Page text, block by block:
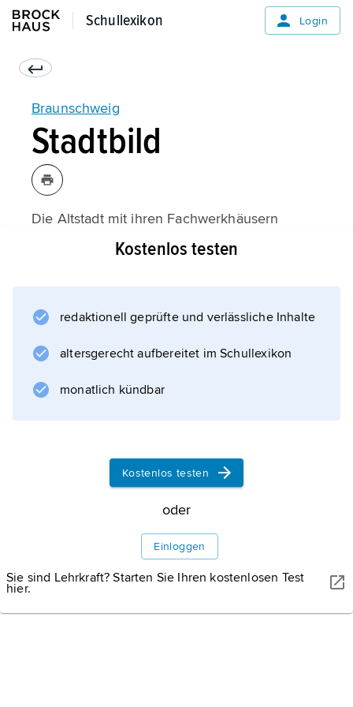
Schullexikon
Schullexikon Login
Braunschweig
Stadtbild
Die Altstadt mit ihren Fachwerkhäusern
wurde 1944 stark zerstört; dennoch konnten
schwer beschädigt und 1960 abgerissen bis
auf einzelne gesicherte Bauteile) wurde 2007
neu erichtet, die Fassade originalgetreu
Informationen zum Artikel
Kostenlos testen
redaktionell geprüfte und verlässliche Inhalte
altersgerecht aufbereitet im Schullexikon
monatlich kündbar
Kostenlos testen
oder
Einloggen
Sie sind Lehrkraft? Starten Sie Ihren kostenlosen Test
hier.